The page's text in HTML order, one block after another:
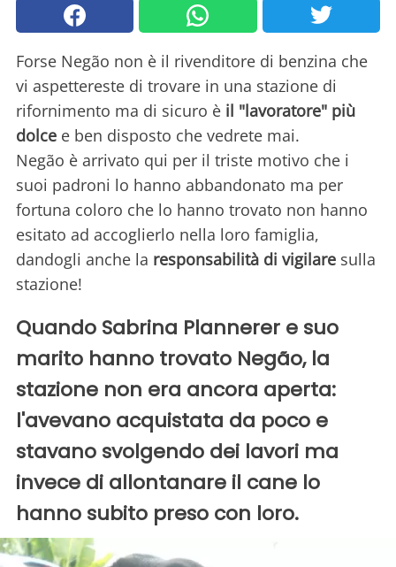
Forse Negão non è il rivenditore di benzina che
vi aspettereste di trovare in una stazione di
rifornimento ma di sicuro è il "lavoratore" più
dolce e ben disposto che vedrete mai.
Negão è arrivato qui per il triste motivo che i
suoi padroni lo hanno abbandonato ma per
fortuna coloro che lo hanno trovato non hanno
esitato ad accoglierlo nella loro famiglia,
dandogli anche la responsabilità di vigilare sulla
stazione!
Quando Sabrina Plannerer e suo
marito hanno trovato Negão, la
stazione non era ancora aperta:
l'avevano acquistata da poco e
stavano svolgendo dei lavori ma
invece di allontanare il cane lo
hanno subito preso con loro.